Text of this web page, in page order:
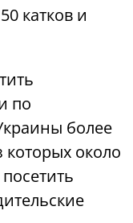
катков и
по
более
которых около